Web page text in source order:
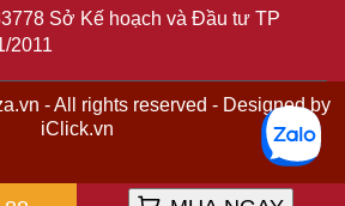
Sở Kế hoạch và Đầu tư TP
2011
- All rights reserved - Designed by
iClick.vn